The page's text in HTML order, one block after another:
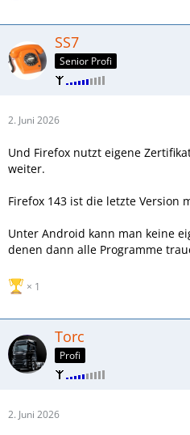
SS7
Senior Profi
2. Juni 2026
Und Firefox nutzt eigene
weiter.
Firefox 143 ist die letzte Version
Unter Android kann man keine
denen dann alle Programme
1
Torc
Profi
2. Juni 2026